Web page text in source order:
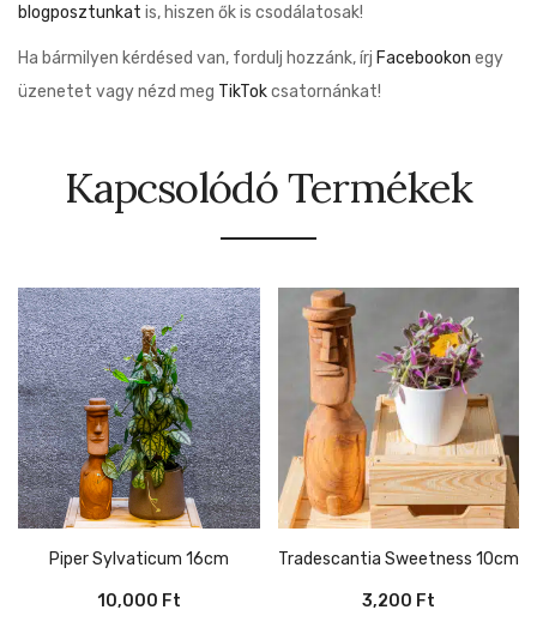
blogposztunkat is, hiszen ők is csodálatosak!
Ha bármilyen kérdésed van, fordulj hozzánk, írj Facebookon egy
üzenetet vagy nézd meg TikTokcsatornánkat!
Kapcsolódó Termékek
Piper Sylvaticum 16cm
10,000 Ft
Tradescantia Sweetness 10cm
3,200 Ft